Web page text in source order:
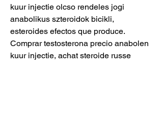
kuur injectie olcso rendeles jogi
anabolikus szteroidok bicikli,
esteroides efectos que produce.
Comprar testosterona precio anabolen
kuur injectie, achat steroide russe